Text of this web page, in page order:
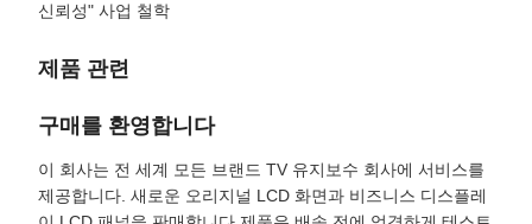
신뢰성" 사업 철학
제품 관련
구매를 환영합니다
이 회사는 전 세계 모든 브랜드 TV 유지보수 회사에 서비스를
제공합니다. 새로운 오리지널 LCD 화면과 비즈니스 디스플레